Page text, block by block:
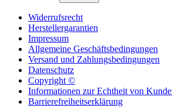
Widerrufsrecht
Herstellergarantien
Impressum
Allgemeine Geschäftsbedingungen
Versand und Zahlungsbedingungen
Datenschutz
Copyright ©
Informationen zur Echtheit von
Barrierefreiheitserklärung